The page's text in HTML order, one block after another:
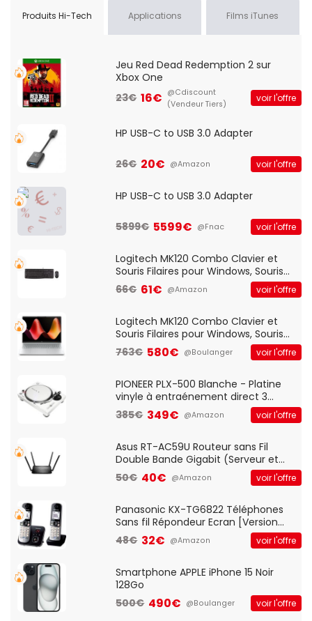
Produits Hi-Tech Applications Films iTunes
Jeu Red Dead Redemption 2 sur
Xbox One
23€ 16€ @Cdiscount
(Vendeur Tiers)
voir l'offre
HP USB-C to USB 3.0 Adapter
26€ 20€ @Amazon voir l'offre
HP USB-C to USB 3.0 Adapter
5899€ 5599€ @Fnac voir l'offre
Logitech MK120 Combo Clavier et
Souris Filaires pour Windows, Souris
Optique Filaire, Connexion USB Plug
And Play, Confortable, Taille
QWERTY UK - Noir
66€ 61€ @Amazon voir l'offre
Logitech MK120 Combo Clavier et
Souris Filaires pour Windows, Souris
Optique Filaire, Connexion USB Plug
And Play, Confortable, Taille
QWERTY UK - Noir
763€ 580€ @Boulanger voir l'offre
PIONEER PLX-500 Blanche - Platine
vinyle à entraénement direct 3
vitesses (33-45-78 trs/min) avec
pre-ampli intégré et port USB
385€ 349€ @Amazon voir l'offre
Asus RT-AC59U Routeur sans Fil
Double Bande Gigabit (Serveur et
Client VPN, Triple Vlan, Mode Point
d'accès et Bridge, contrôle Parental,
50€ 40€ @Amazon voir l'offre
Panasonic KX-TG6822 Téléphones
Sans fil Répondeur Ecran [Version
Française]
48€ 32€ @Amazon voir l'offre
Smartphone APPLE iPhone 15 Noir
128Go
500€ 490€ @Boulanger voir l'offre